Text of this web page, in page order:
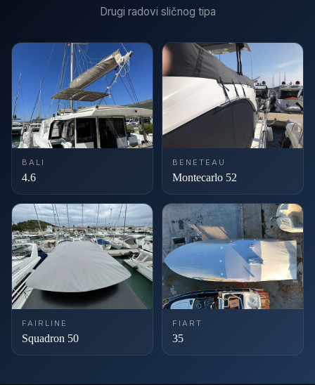
Drugi radovi sličnog tipa
BALI
4.6
BENETEAU
Montecarlo 52
FAIRLINE
Squadron 50
FIART
35